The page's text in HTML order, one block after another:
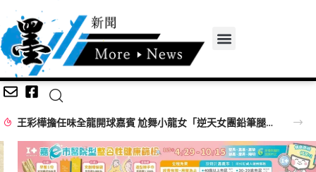
【百工達人】 從音樂教育到生命陪伴 黛玉老師以生命經驗打造共學平台